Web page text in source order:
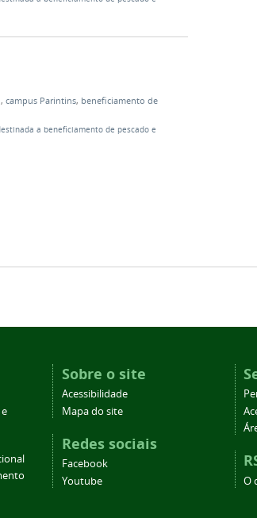
, campus Parintins, beneficiamento de
a beneficiamento de pescado e
Sobre o site
Acessibilidade
Mapa do site
Redes sociais
Facebook
Youtube
O